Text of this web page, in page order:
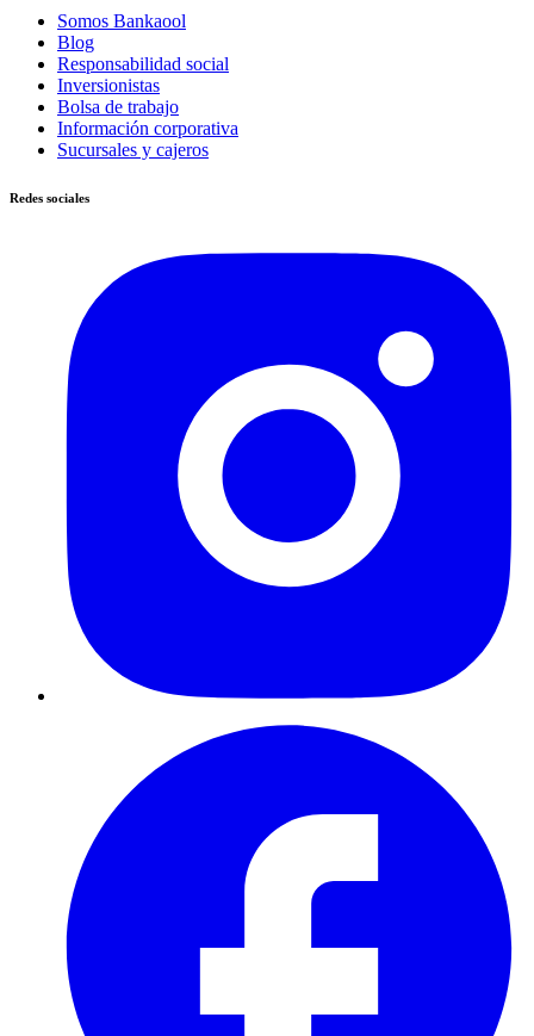
Somos Bankaool
Blog
Responsabilidad social
Inversionistas
Bolsa de trabajo
Información corporativa
Sucursales y cajeros
Redes sociales